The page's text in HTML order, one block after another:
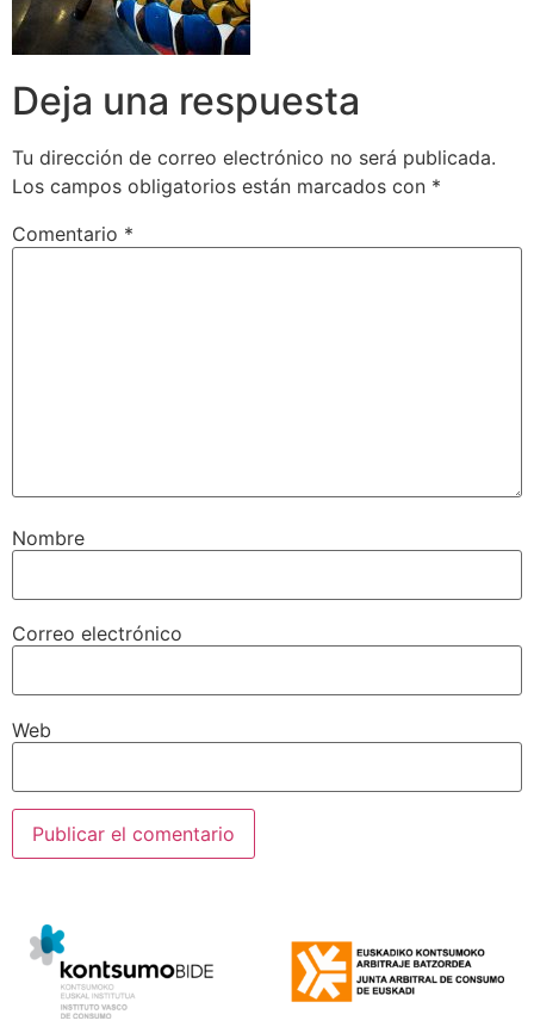
Deja una respuesta
Tu dirección de correo electrónico no será publicada.
Los campos obligatorios están marcados con *
Comentario *
Nombre
Correo electrónico
Web